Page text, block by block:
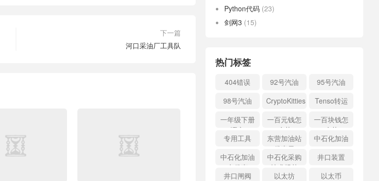
下一篇
河口采油厂工具队
Python代码 (23)
剑网3 (15)
热门标签
404错误 92号汽油
95号汽油
98号汽油
CryptoKitties
Tenso转运
一年级下册
语文
一百元钱怎
么花
一百块钱怎
么花
专用工具
东营加油站
优惠日
中石化加油
中石化加油
卡优惠
中石化采购
技术规范
井口装置
井口闸阀
以太坊
以太币